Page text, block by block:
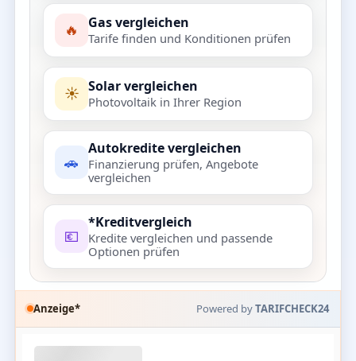
🔥 Gas vergleichen
Tarife finden und Konditionen prüfen
☀️ Solar vergleichen
Photovoltaik in Ihrer Region
🚗
Autokredite vergleichen
Finanzierung prüfen, Angebote
vergleichen
💶
*Kreditvergleich
Kredite vergleichen und passende
Optionen prüfen
Anzeige* Powered byTARIFCHECK24